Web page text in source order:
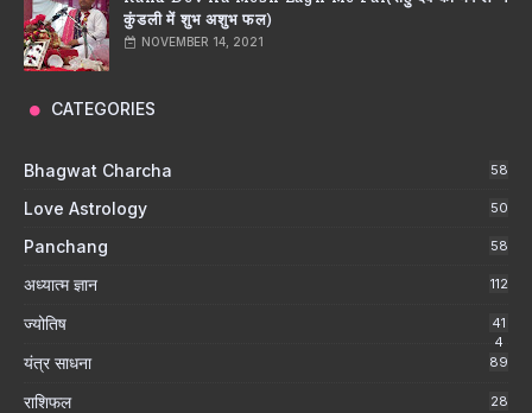
कुंडली में शुभ अशुभ फल)
NOVEMBER 14, 2021
CATEGORIES
Bhagwat Charcha 58
Love Astrology 50
Panchang 58
अध्यात्म ज्ञान 112
ज्योतिष
41
4
यंत्र साधना 89
राशिफल 28